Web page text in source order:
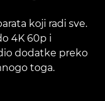
koji radi sve.
4K 60p i
dodatke preko
toga.